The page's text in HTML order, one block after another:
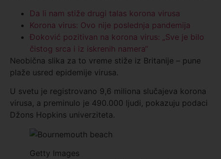
Da li nam stiže drugi talas korona virusa
Korona virus: Ovo nije poslednja pandemija
Đoković pozitivan na korona virus: „Sve je bilo
čistog srca i iz iskrenih namera“
Neobična slika za to vreme stiže iz Britanije – pune
plaže usred epidemije virusa.
U svetu je registrovano 9,6 miliona slučajeva korona
virusa, a preminulo je 490.000 ljudi, pokazuju podaci
Džons Hopkins univerziteta.
Getty Images